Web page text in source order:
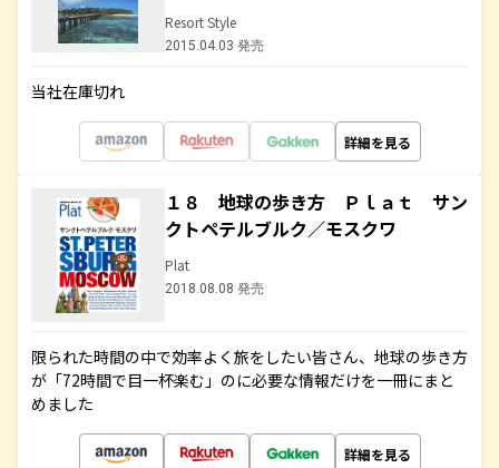
Resort Style
2015.04.03 発売
当社在庫切れ
詳細を見る
１８ 地球の歩き方 Ｐｌａｔ サン
クトペテルブルク／モスクワ
Plat
2018.08.08 発売
限られた時間の中で効率よく旅をしたい皆さん、地球の歩き方
が「72時間で目一杯楽む」のに必要な情報だけを一冊にまと
めました
詳細を見る